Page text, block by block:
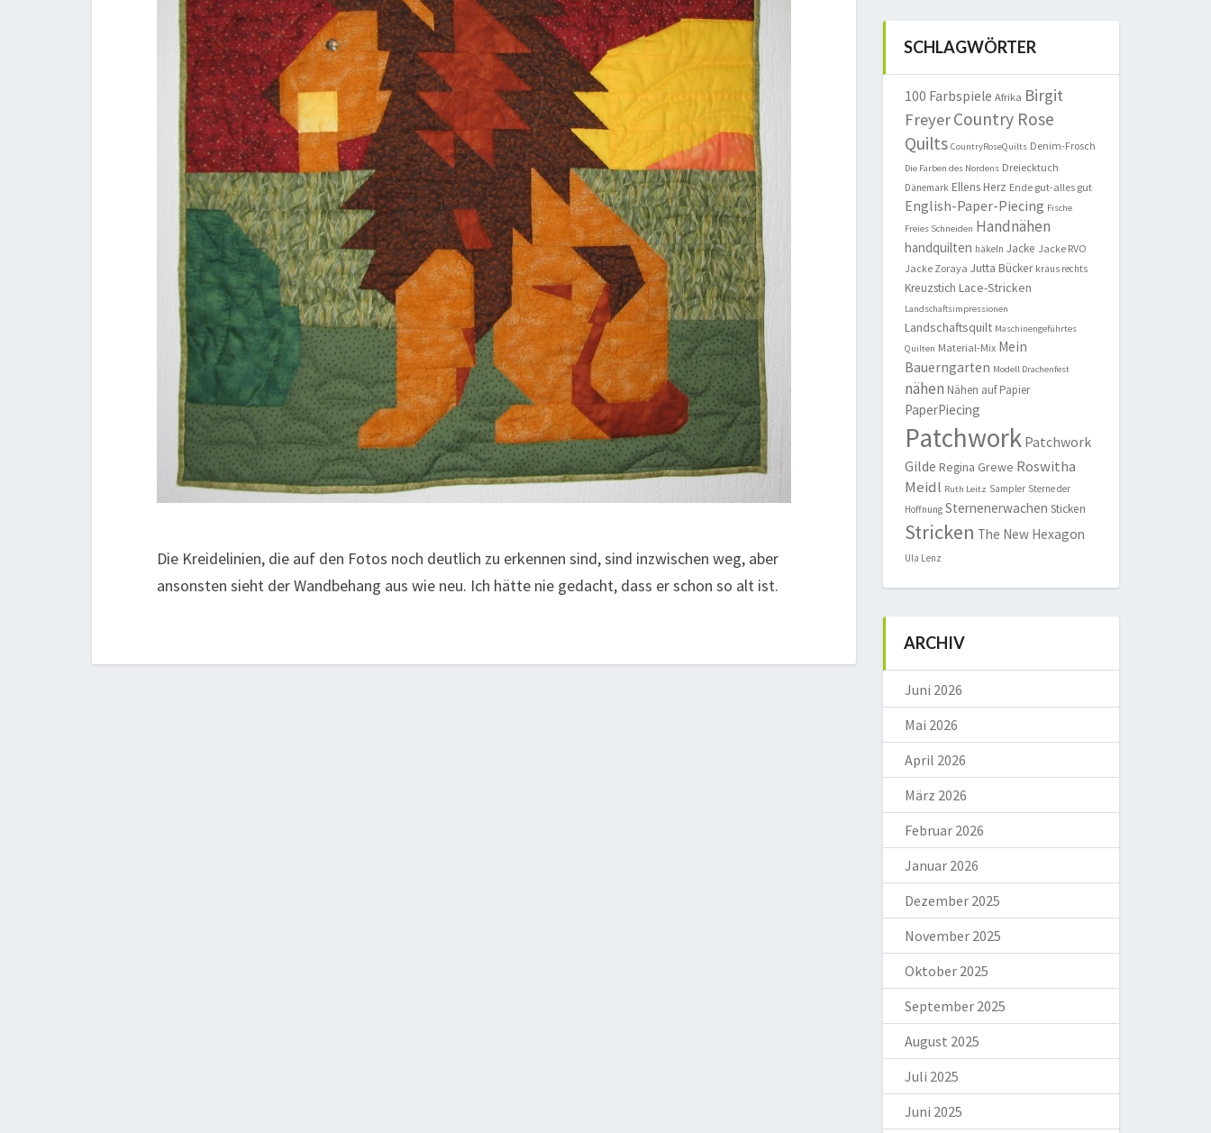
Die Kreidelinien, die auf den Fotos noch deutlich zu erkennen sind, sind inzwischen weg, aber
ansonsten sieht der Wandbehang aus wie neu. Ich hätte nie gedacht, dass er schon so alt ist.
SCHLAGWÖRTER
100 Farbspiele Afrika Birgit
FreyerCountry Rose
Quilts CountryRoseQuilts Denim-Frosch
Die Farben des Nordens Dreiecktuch
Dänemark Ellens Herz Ende gut-alles gut
English-Paper-Piecing Fische
Freies Schneiden Handnähen
handquilten häkeln Jacke Jacke RVO
Jacke Zoraya Jutta Bücker kraus rechts
Kreuzstich Lace-Stricken
Landschaftsimpressionen
Landschaftsquilt Maschinengeführtes
Quilten Material-Mix Mein
Bauerngarten Modell Drachenfest
nähen Nähen auf Papier
PaperPiecing
Patchwork Patchwork
Gilde Regina Grewe Roswitha
Meidl Ruth Leitz Sampler Sterne der
Hoffnung Sternenerwachen Sticken
Stricken The New Hexagon
Ula Lenz
ARCHIV
Juni 2026
Mai 2026
April 2026
März 2026
Februar 2026
Januar 2026
Dezember 2025
November 2025
Oktober 2025
September 2025
August 2025
Juli 2025
Juni 2025